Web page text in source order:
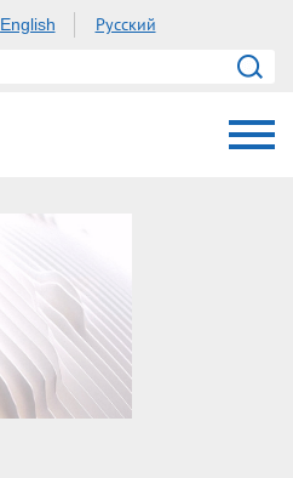
English Русский